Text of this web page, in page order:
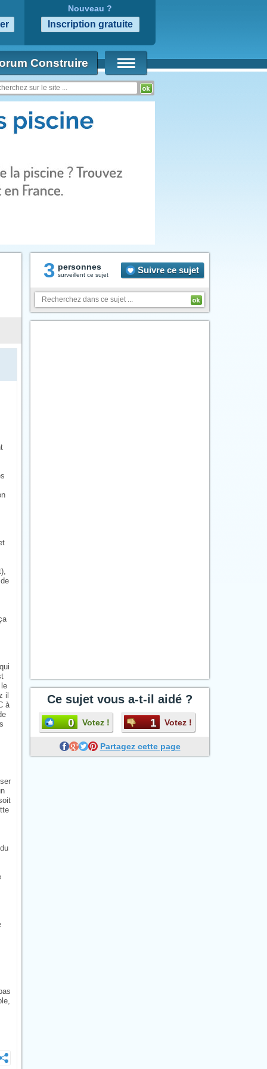
Nouveau ?
Construire
il
à
3 personnes
surveillent ce sujet Suivre ce sujet
Ce sujet vous a-t-il aidé ?
0 Votez ! 1 Votez !
Partagez cette page